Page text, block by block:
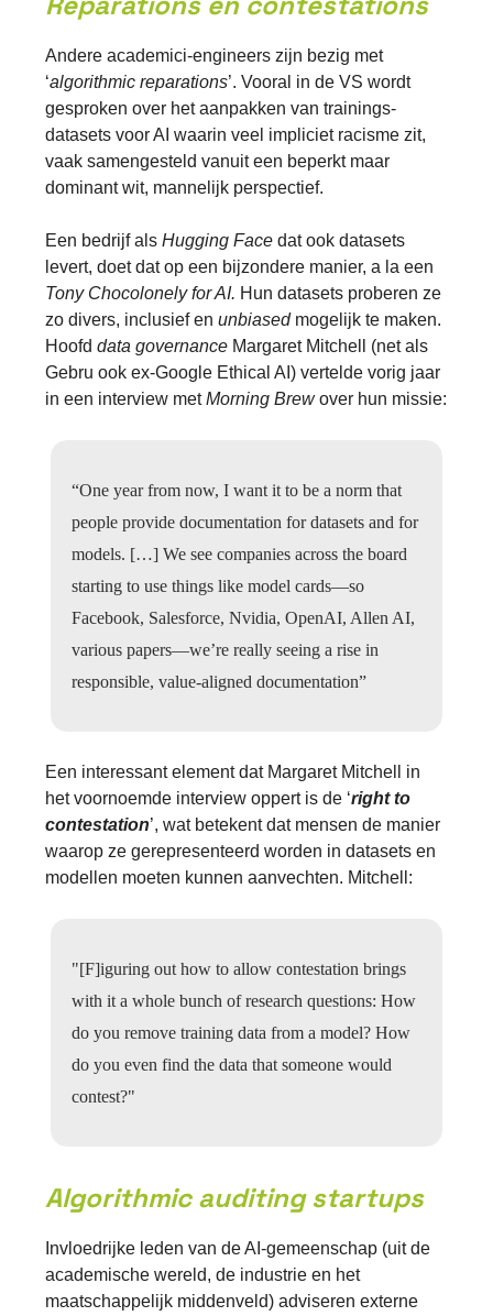
Andere academici-engineers zijn bezig met
‘algorithmic reparations’. Vooral in de VS wordt
gesproken over het aanpakken van trainings-
datasets voor AI waarin veel impliciet racisme zit,
vaak samengesteld vanuit een beperkt maar
dominant wit, mannelijk perspectief.
Een bedrijf als Hugging Face dat ook datasets
levert, doet dat op een bijzondere manier, a la een
Tony Chocolonely for AI. Hun datasets proberen ze
zo divers, inclusief en unbiasedmogelijk te maken.
Hoofd data governance Margaret Mitchell (net als
Gebru ook ex-Google Ethical AI) vertelde vorig jaar
in een interview metMorning Brewover hun missie:
“One year from now, I want it to be a norm that
people provide documentation for datasets and for
models. […] We see companies across the board
starting to use things like model cards—so
Facebook, Salesforce, Nvidia, OpenAI, Allen AI,
various papers—we’re really seeing a rise in
responsible, value-aligned documentation”
Een interessant element dat Margaret Mitchell in
het voornoemde interview oppert is de ‘right to
contestation’, wat betekent dat mensen de manier
waarop ze gerepresenteerd worden in datasets en
modellen moeten kunnen aanvechten. Mitchell:
"[F]iguring out how to allow contestation brings
with it a whole bunch of research questions: How
do you remove training data from a model? How
do you even find the data that someone would
contest?"
Algorithmic auditing startups
Invloedrijke leden van de AI-gemeenschap (uit de
academische wereld, de industrie en het
maatschappelijk middenveld) adviseren externe